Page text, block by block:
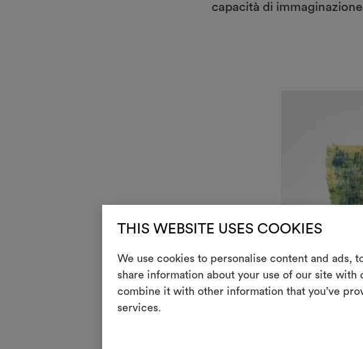
THIS WEBSITE USES COOKIES
We use cookies to personalise content and ads,
share information about your use of our site
combine it with other information that you’ve
services.
capacità di